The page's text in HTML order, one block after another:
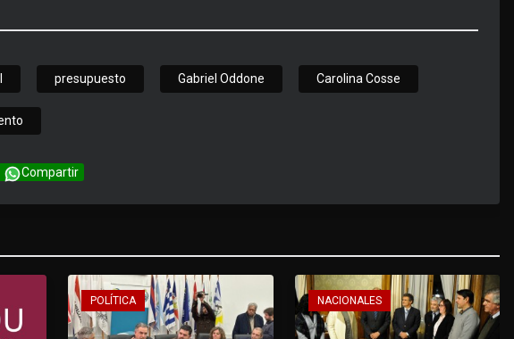
presupuesto Gabriel Oddone Carolina Cosse
Compartir
POLÍTICA NACIONALES